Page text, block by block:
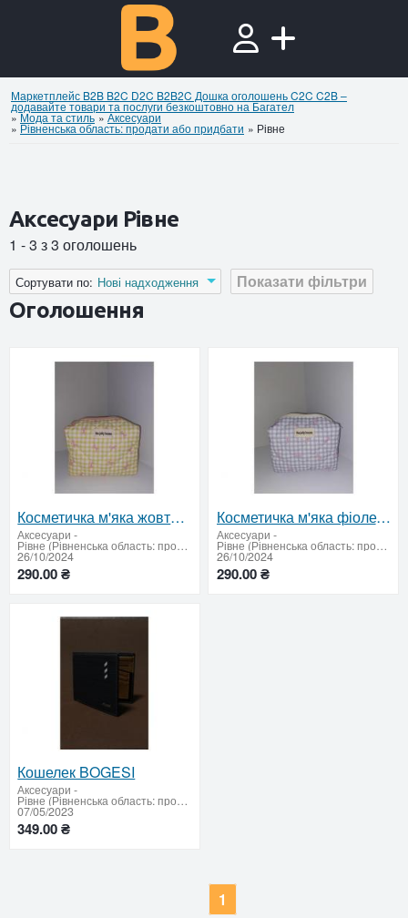
Маркетплейс B2B B2C D2C B2B2C Дошка оголошень C2C C2B –
додавайте товари та послуги безкоштовно на Багател
»Мода та стиль »Аксесуари
» Рівненська область: продати або придбати » Рівне
Аксесуари Рівне
1 - 3 з 3 оголошень
Показати фільтри
Сортувати по: Нові надходження
Оголошення
Косметичка м'яка жовта в принт у клітку
Аксесуари -
Рівне (Рівненська область: продати або придбати)
26/10/2024
290.00 ₴
Косметичка м'яка фіолетова
Аксесуари -
Рівне (Рівненська область: продати або придбати)
26/10/2024
290.00 ₴
Кошелек BOGESI
Аксесуари -
Рівне (Рівненська область: продати або придбати)
07/05/2023
349.00 ₴
1